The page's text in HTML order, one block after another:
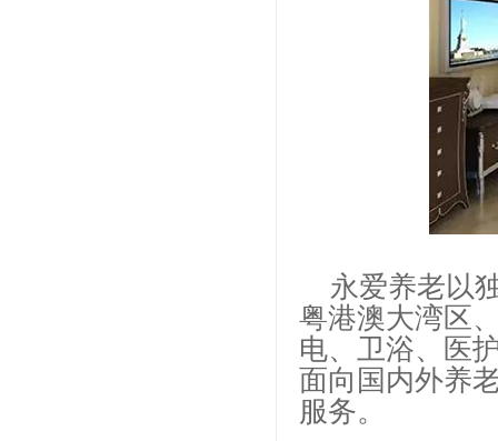
永爱养老以
粤港澳大湾区
电、卫浴、医
面向国内外养
服务。